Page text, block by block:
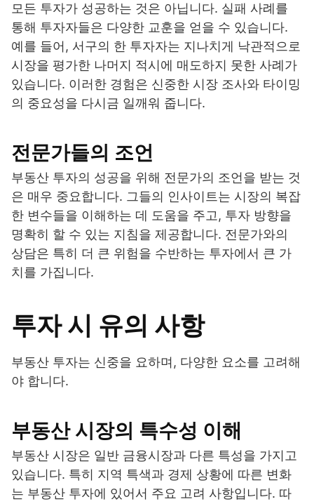
모든 투자가 성공하는 것은 아닙니다. 실패 사례를
통해 투자자들은 다양한 교훈을 얻을 수 있습니다.
예를 들어, 서구의 한 투자자는 지나치게 낙관적으로
시장을 평가한 나머지 적시에 매도하지 못한 사례가
있습니다. 이러한 경험은 신중한 시장 조사와 타이밍
의 중요성을 다시금 일깨워 줍니다.
전문가들의 조언
부동산 투자의 성공을 위해 전문가의 조언을 받는 것
은 매우 중요합니다. 그들의 인사이트는 시장의 복잡
한 변수들을 이해하는 데 도움을 주고, 투자 방향을
명확히 할 수 있는 지침을 제공합니다. 전문가와의
상담은 특히 더 큰 위험을 수반하는 투자에서 큰 가
치를 가집니다.
투자 시 유의 사항
부동산 투자는 신중을 요하며, 다양한 요소를 고려해
야 합니다.
부동산 시장의 특수성 이해
부동산 시장은 일반 금융시장과 다른 특성을 가지고
있습니다. 특히 지역 특색과 경제 상황에 따른 변화
는 부동산 투자에 있어서 주요 고려 사항입니다. 따